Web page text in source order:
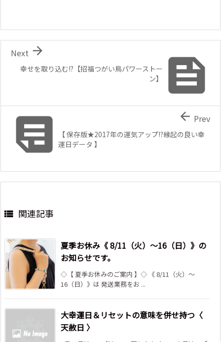

幸せを取り込む!?【招福つがい鳥パワーストー
ン】

Next
 【 保存版★2017年の運気アップ!?縁起の良い幸
運日データ 】
 Prev
 関連記事
夏季お休み《 8/11（火）～16（日）》の
お知らせです。
◇【 夏季お休みのご案内 】◇ 《 8/11（火）～
16（日）》は 発送業務をお ...
大幸運日＆リセットの意味を併せ持つ〈
天赦日 〉